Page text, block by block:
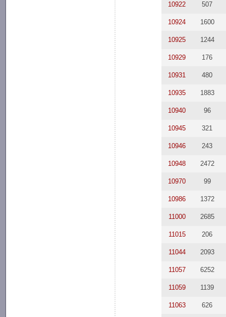
10922 507
10924 1600
10925 1244
10929 176
10931 480
10935 1883
10940 96
10945 321
10946 243
10948 2472
10970 99
10986 1372
11000 2685
11015 206
11044 2093
11057 6252
11059 1139
11063 626